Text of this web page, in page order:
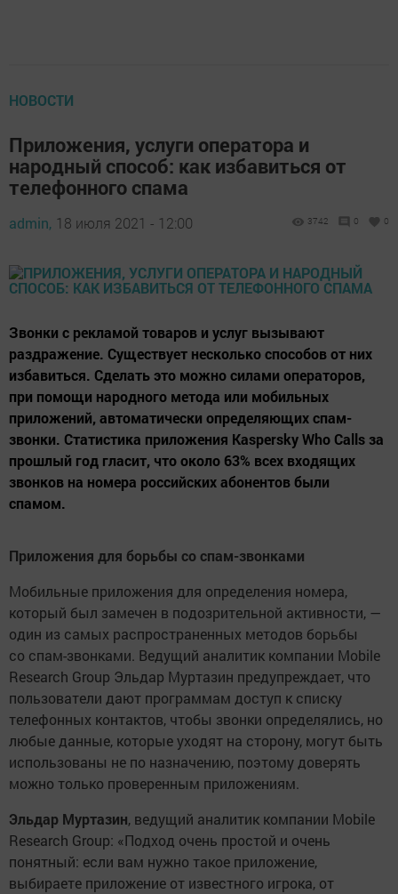
НОВОСТИ
Приложения, услуги оператора и
народный способ: как избавиться от
телефонного спама
admin, 18 июля 2021 - 12:00 3742 0 0
Звонки с рекламой товаров и услуг вызывают
раздражение. Существует несколько способов от них
избавиться. Сделать это можно силами операторов,
при помощи народного метода или мобильных
приложений, автоматически определяющих спам-
звонки. Статистика приложения Kaspersky Who Calls за
прошлый год гласит, что около 63% всех входящих
звонков на номера российских абонентов были
спамом.
Приложения для борьбы со спам-звонками
Мобильные приложения для определения номера,
который был замечен в подозрительной активности, —
один из самых распространенных методов борьбы
со спам-звонками. Ведущий аналитик компании Mobile
Research Group Эльдар Муртазин предупреждает, что
пользователи дают программам доступ к списку
телефонных контактов, чтобы звонки определялись, но
любые данные, которые уходят на сторону, могут быть
использованы не по назначению, поэтому доверять
можно только проверенным приложениям.
Эльдар Муртазин, ведущий аналитик компании Mobile
Research Group: «Подход очень простой и очень
понятный: если вам нужно такое приложение,
выбираете приложение от известного игрока, от